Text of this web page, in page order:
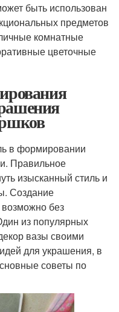
быть использован
предметов
комнатные
цветочные
в формировании
Правильное
изысканный стиль и
Создание
без
из популярных
вазы своими
для украшения, в
советы по